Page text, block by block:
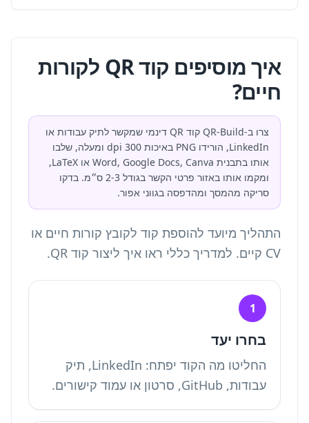
איך מוסיפים קוד QR לקורות
חיים?
צרו ב-QR-Build קוד QR דינמי שמקשר לתיק עבודות או
LinkedIn, הורידו PNG באיכות 300 dpi ומעלה, שלבו
אותו בתבנית Word, Google Docs, Canva או LaTeX,
ומקמו אותו באזור פרטי הקשר בגודל 2-3 ס״מ. בדקו
סריקה מהמסך ומהדפסה בגווני אפור.
התהליך מיועד להוספת קוד לקובץ קורות חיים או
CV קיים. למדריך כללי ראו
איך ליצור קוד QR .
1
בחרו יעד
החליטו מה הקוד יפתח: LinkedIn, תיק
עבודות, GitHub, סרטון או עמוד קישורים.